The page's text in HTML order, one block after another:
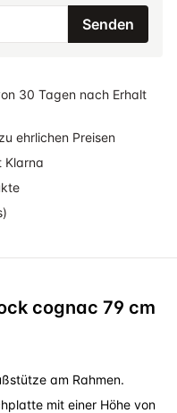
Senden
30 Tagen nach Erhalt
ehrlichen Preisen
Klarna
cognac 79 cm
am Rahmen.
mit einer Höhe von